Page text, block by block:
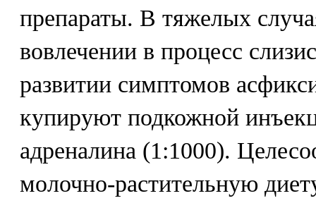
препараты. В тяжелых
вовлечении в процесс
развитии симптомов
купируют подкожной
адреналина (1:1000).
молочно-растительную